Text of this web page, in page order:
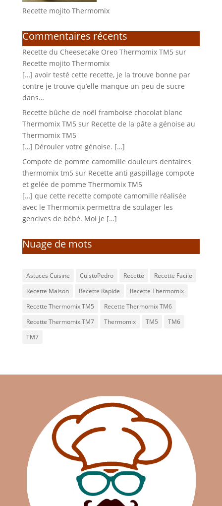
Recette mojito Thermomix
Commentaires récents
Recette du Cheesecake Oreo Thermomix TM5 sur
Recette mojito Thermomix
[…] avoir testé cette recette, je la trouve bonne par
contre je trouve qu’elle manque un peu de sucre
dans…
Recette bûche de noël framboise chocolat blanc
Thermomix TM5 sur Recette de la pâte a génoise au
Thermomix TM5
[…] Dérouler votre génoise. […]
Compote de pomme camomille douleurs dentaires
thermomix tm5 sur Recette anti gaspillage compote
et gelée de pomme Thermomix TM5
[…] que cette recette compote camomille réalisée
avec le Thermomix permettra de soulager les
gencives de bébé. Moi je […]
Nuage de mots
Astuces Cuisine CuistoPedro Recette
Recette Facile
Recette Maison
Recette Rapide
Recette Thermomix
Recette Thermomix TM5
Recette Thermomix TM6
Recette Thermomix TM7
Thermomix TM5
TM6
TM7